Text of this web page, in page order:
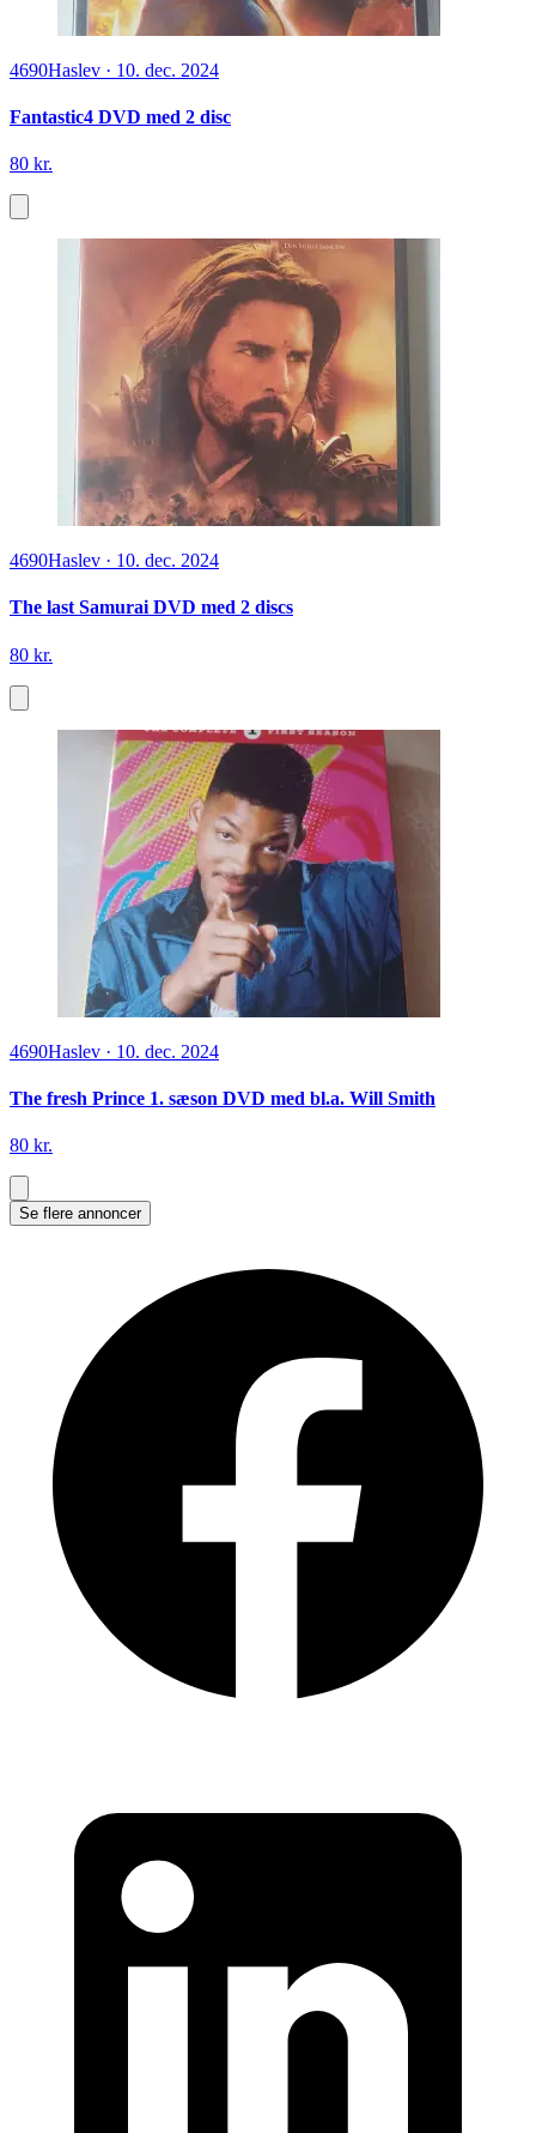
4690Haslev · 10. dec. 2024
Fantastic4 DVD med 2 disc
80 kr.
4690Haslev · 10. dec. 2024
The last Samurai DVD med 2 discs
80 kr.
4690Haslev · 10. dec. 2024
The fresh Prince 1. sæson DVD med bl.a. Will Smith
80 kr.
Se flere annoncer